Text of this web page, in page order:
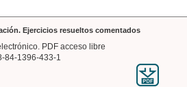
Ejercicios resueltos comentados
PDF acceso libre
84-1396-433-1